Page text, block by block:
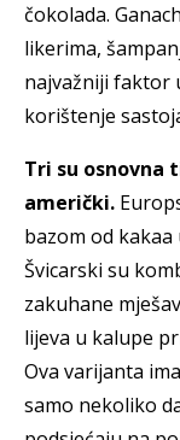
čokolada.
likerima,
najvažniji faktor
korištenje
Tri su osnovna
američki.
bazom od
Švicarski su
zakuhane
lijeva u kalupe
Ova varijanta
samo nekoliko